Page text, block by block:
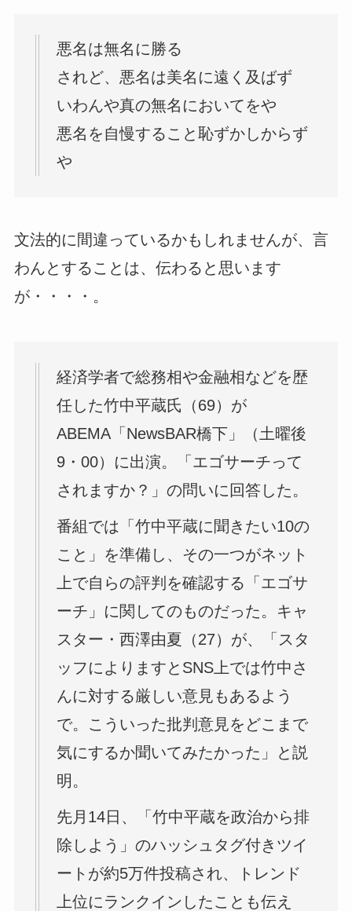
悪名は無名に勝る
されど、悪名は美名に遠く及ばず
いわんや真の無名においてをや
悪名を自慢すること恥ずかしからず
や
文法的に間違っているかもしれませんが、言
わんとすることは、伝わると思います
が・・・・。
経済学者で総務相や金融相などを歴
任した竹中平蔵氏（69）が
ABEMA「NewsBAR橋下」（土曜後
9・00）に出演。「エゴサーチって
されますか？」の問いに回答した。
番組では「竹中平蔵に聞きたい10の
こと」を準備し、その一つがネット
上で自らの評判を確認する「エゴサ
ーチ」に関してのものだった。キャ
スター・西澤由夏（27）が、「スタ
ッフによりますとSNS上では竹中さ
んに対する厳しい意見もあるよう
で。こういった批判意見をどこまで
気にするか聞いてみたかった」と説
明。
先月14日、「竹中平蔵を政治から排
除しよう」のハッシュタグ付きツイ
ートが約5万件投稿され、トレンド
上位にランクインしたことも伝え